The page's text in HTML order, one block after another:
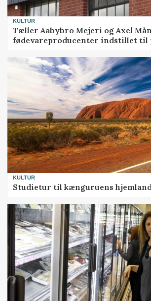
KULTUR
Tæller Aabybro Mejeri og Axel
fødevareproducenter indstillet til
KULTUR
Studietur til kænguruens hjemland